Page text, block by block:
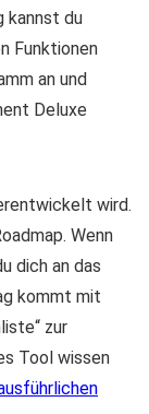
kannst du
Funktionen
an und
Deluxe
wird.
Wenn
dich an das
kommt mit
zur
Tool wissen